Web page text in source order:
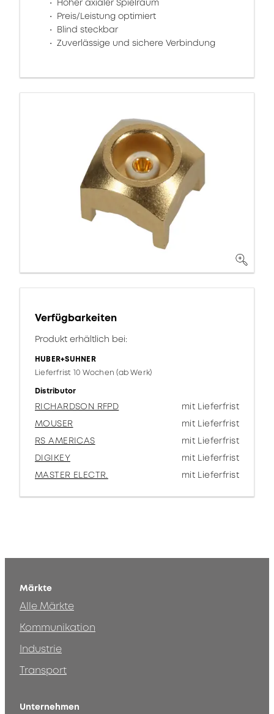
Hoher axialer Spielraum
Preis/Leistung optimiert
Blind steckbar
Zuverlässige und sichere Verbindung
Verfügbarkeiten
Produkt erhältlich bei:
HUBER+SUHNER
Lieferfrist 10 Wochen (ab Werk)
Distributor
RICHARDSON RFPD
mit Lieferfrist
MOUSER
mit Lieferfrist
RS AMERICAS
mit Lieferfrist
DIGIKEY
mit Lieferfrist
MASTER ELECTR.
mit Lieferfrist
Märkte
Alle Märkte
Kommunikation
Industrie
Transport
Unternehmen